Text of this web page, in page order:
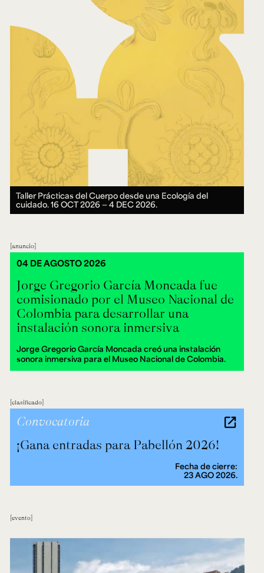
Taller Prácticas del Cuerpo desde una Ecología del
cuidado.16 OCT 2026 ― 4 DEC 2026.
anuncio
Jorge Gregorio García Moncada fue
comisionado por el Museo Nacional de
Colombia para desarrollar una
instalación sonora inmersiva
Jorge Gregorio García Moncada creó una instalación
sonora inmersiva para el Museo Nacional de Colombia.
04 DE AGOSTO 2026
clasificado
¡Gana entradas para Pabellón 2026!
Convocatoria
Fecha de cierre:
23 AGO 2026.
evento